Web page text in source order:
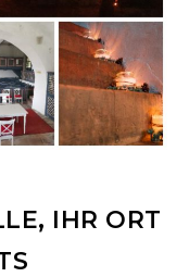
IHR ORT